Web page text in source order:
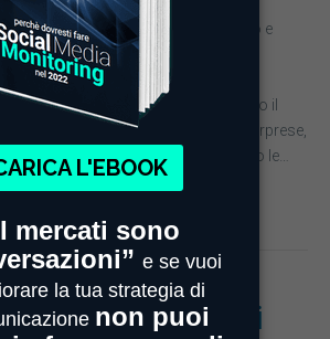
2026 sono finalmente iniziate: Milano e
il mondo con un’inaugurazione
i riflettori sulla passione e
Nei primi giorni di gare, atleti da tutto il
momenti indimenticabili, tra sorprese,
In questo articolo, vi raccontiamo le…
Invernali